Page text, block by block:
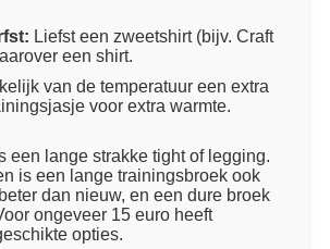
Liefst een zweetshirt (bijv. Craft
een shirt.
van de temperatuur een extra
voor extra warmte.
een lange strakke tight of legging.
is een lange trainingsbroek ook
dan nieuw, en een dure broek
ongeveer 15 euro heeft
opties.